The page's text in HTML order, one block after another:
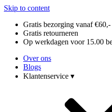
Skip to content
Gratis bezorging vanaf €60,-
Gratis retourneren
Op werkdagen voor 15.00
Over ons
Blogs
Klantenservice ▾